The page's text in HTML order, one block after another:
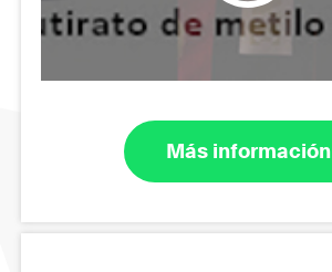
Más información